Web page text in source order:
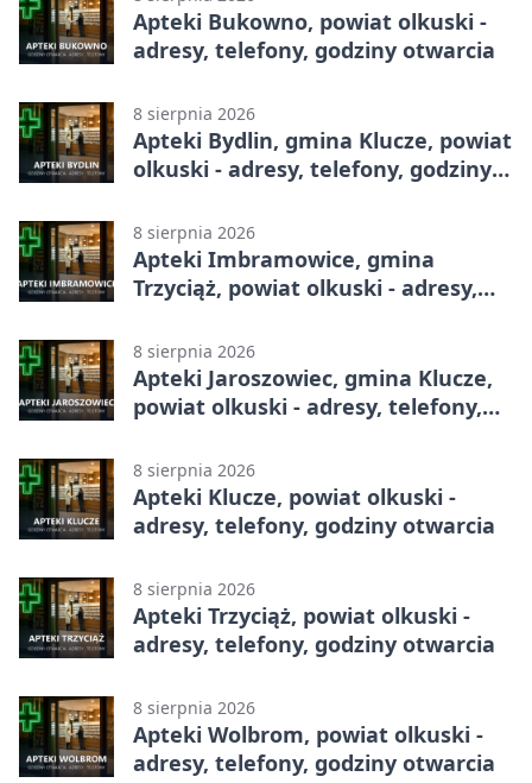
Apteki Bukowno, powiat olkuski -
adresy, telefony, godziny otwarcia
8 sierpnia 2026
Apteki Bydlin, gmina Klucze, powiat
olkuski - adresy, telefony, godziny
8 sierpnia 2026
Apteki Imbramowice, gmina
Trzyciąż, powiat olkuski - adresy,
8 sierpnia 2026
Apteki Jaroszowiec, gmina Klucze,
powiat olkuski - adresy, telefony,
8 sierpnia 2026
Apteki Klucze, powiat olkuski -
adresy, telefony, godziny otwarcia
8 sierpnia 2026
Apteki Trzyciąż, powiat olkuski -
adresy, telefony, godziny otwarcia
8 sierpnia 2026
Apteki Wolbrom, powiat olkuski -
adresy, telefony, godziny otwarcia